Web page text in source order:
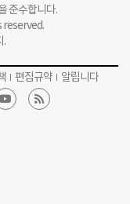
준수합니다.
.
편집규약 알립니다